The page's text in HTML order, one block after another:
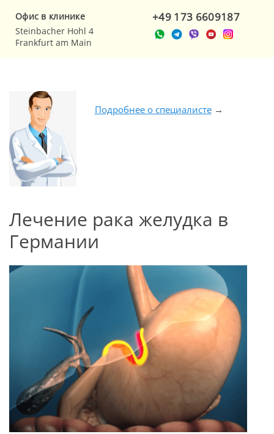
Офис в клинике
Steinbacher Hohl 4
Frankfurt am Main
+49 173 6609187
Подробнее о специалисте→
Лечение рака желудка в
Германии